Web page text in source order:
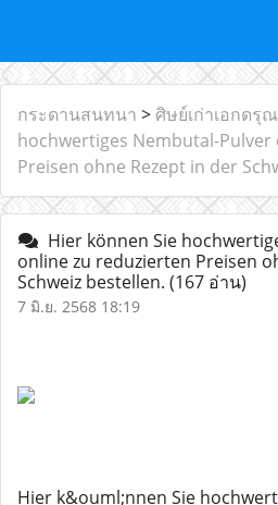
กระดานสนทนา > ศิษย์เก่าเอกดรุณ
hochwertiges Nembutal-
Preisen ohne Rezept in der
Hier können Sie
online zu reduzierten Preisen
Schweiz bestellen. (167 อ่าน)
7 มิ.ย. 2568 18:19
Hier k&ouml;nnen Sie